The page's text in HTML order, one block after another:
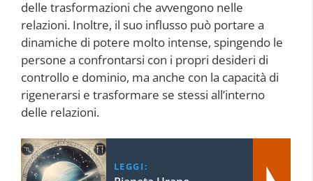
delle trasformazioni che avvengono nelle
relazioni. Inoltre, il suo influsso può portare a
dinamiche di potere molto intense, spingendo le
persone a confrontarsi con i propri desideri di
controllo e dominio, ma anche con la capacità di
rigenerarsi e trasformare se stessi all’interno
delle relazioni.
LEGGI: